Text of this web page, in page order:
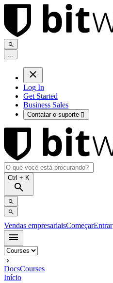
...
Log In
Get Started
Business Sales
Contatar o suporte 
Ctrl + K
Vendas empresariaisComeçarEntrar
DocsCourses
Início